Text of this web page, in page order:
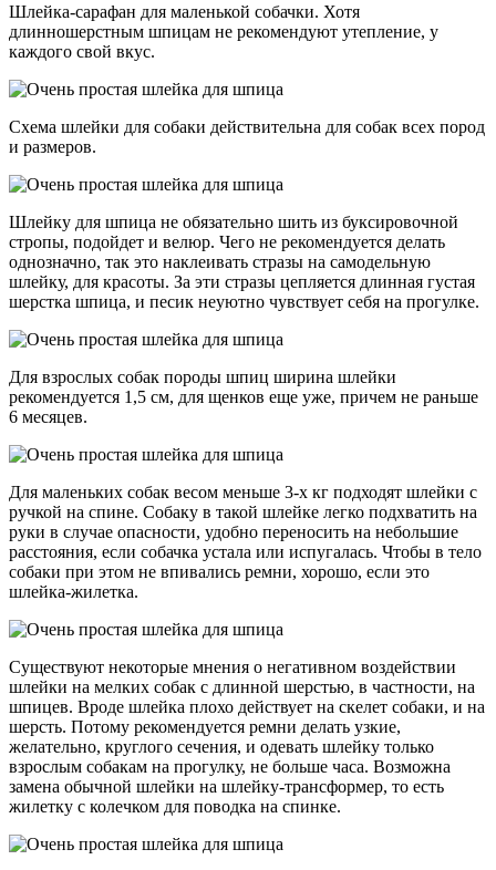
Шлейка-сарафан для маленькой собачки. Хотя
длинношерстным шпицам не рекомендуют утепление, у
каждого свой вкус.
Схема шлейки для собаки действительна для собак всех пород
и размеров.
Шлейку для шпица не обязательно шить из буксировочной
стропы, подойдет и велюр. Чего не рекомендуется делать
однозначно, так это наклеивать стразы на самодельную
шлейку, для красоты. За эти стразы цепляется длинная густая
шерстка шпица, и песик неуютно чувствует себя на прогулке.
Для взрослых собак породы шпиц ширина шлейки
рекомендуется 1,5 см, для щенков еще уже, причем не раньше
6 месяцев.
Для маленьких собак весом меньше 3-х кг подходят шлейки с
ручкой на спине. Собаку в такой шлейке легко подхватить на
руки в случае опасности, удобно переносить на небольшие
расстояния, если собачка устала или испугалась. Чтобы в тело
собаки при этом не впивались ремни, хорошо, если это
шлейка-жилетка.
Существуют некоторые мнения о негативном воздействии
шлейки на мелких собак с длинной шерстью, в частности, на
шпицев. Вроде шлейка плохо действует на скелет собаки, и на
шерсть. Потому рекомендуется ремни делать узкие,
желательно, круглого сечения, и одевать шлейку только
взрослым собакам на прогулку, не больше часа. Возможна
замена обычной шлейки на шлейку-трансформер, то есть
жилетку с колечком для поводка на спинке.